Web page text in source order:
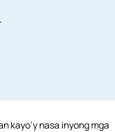
kayo’y nasa inyong mga